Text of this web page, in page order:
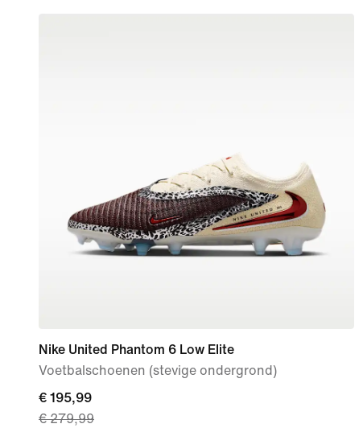
Nike United Phantom 6 Low Elite
Voetbalschoenen (stevige ondergrond)
current
price
€ 195,99
€ 279,99